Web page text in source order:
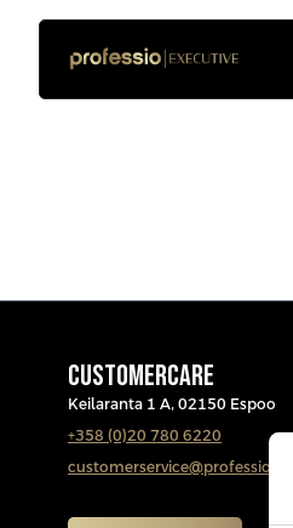
CUSTOMERCARE
Keilaranta 1 A, 02150 Espoo
+358 (0)20 780 6220
customerservice@professio.fi